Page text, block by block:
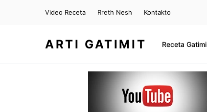
Video Receta Rreth Nesh Kontakto
ARTI GATIMIT Receta Gatimi